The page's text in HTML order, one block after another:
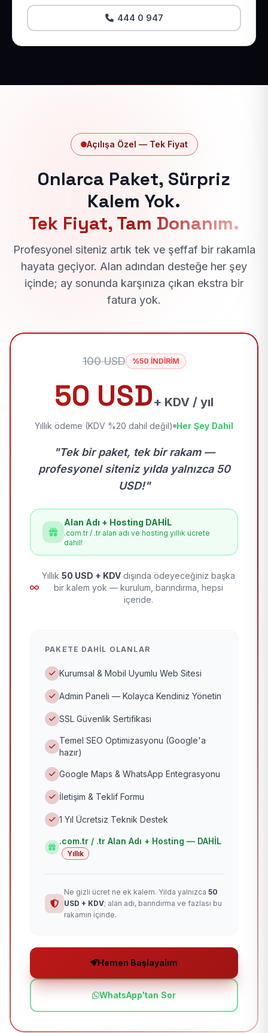
444 0 947
Açılışa Özel — Tek Fiyat
Onlarca Paket, Sürpriz
Kalem Yok.
Tek Fiyat, Tam Donanım.
Profesyonel siteniz artık tek ve şeffaf bir rakamla
hayata geçiyor. Alan adından desteğe her şey
içinde; ay sonunda karşınıza çıkan ekstra bir
fatura yok.
100 USD %50 İNDİRİM
50 USD+ KDV / yıl
Yıllık ödeme (KDV %20 dahil değil) Her Şey Dahil
"Tek bir paket, tek bir rakam —
profesyonel siteniz yılda yalnızca 50
USD!"
Alan Adı + Hosting DAHİL
.com.tr / .tr alan adı ve hosting yıllık ücrete
dahil!
Yıllık 50 USD + KDV dışında ödeyeceğiniz başka
bir kalem yok — kurulum, barındırma, hepsi
içeride.
PAKETE DAHIL OLANLAR
Kurumsal & Mobil Uyumlu Web Sitesi
Admin Paneli — Kolayca Kendiniz Yönetin
SSL Güvenlik Sertifikası
Temel SEO Optimizasyonu (Google'a
hazır)
Google Maps & WhatsApp Entegrasyonu
İletişim & Teklif Formu
1 Yıl Ücretsiz Teknik Destek
.com.tr / .tr Alan Adı + Hosting — DAHİL
Yıllık
Ne gizli ücret ne ek kalem. Yılda yalnızca 50
USD + KDV; alan adı, barındırma ve fazlası bu
rakamın içinde.
Hemen Başlayalım
WhatsApp'tan Sor